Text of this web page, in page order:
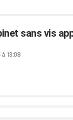
sans vis
13:08